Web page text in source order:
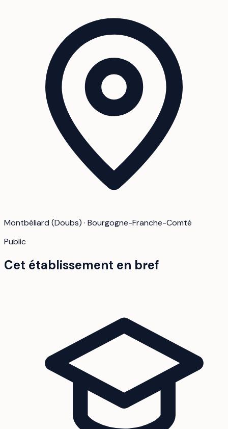
Montbéliard (Doubs) · Bourgogne-Franche-Comté
Public
Cet établissement en bref